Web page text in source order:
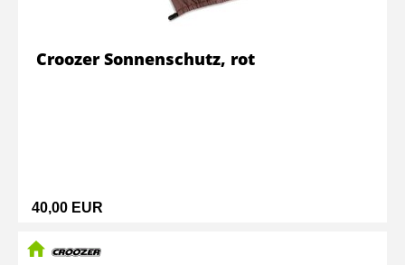
40,00 EUR
Croozer Sonnenschutz, rot